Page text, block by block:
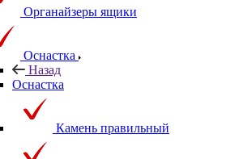
Органайзеры ящики
Оснастка
Назад
Оснастка
Камень правильный